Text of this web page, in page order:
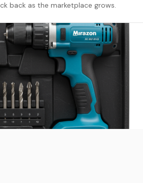
back as the marketplace grows.